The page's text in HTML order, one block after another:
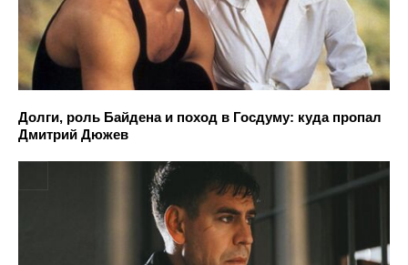
Долги, роль Байдена и поход в Госдуму: куда пропал
Дмитрий Дюжев